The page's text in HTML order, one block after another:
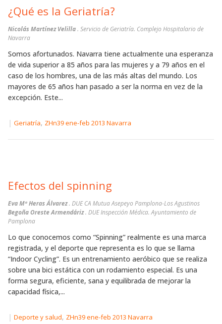
¿Qué es la Geriatría?
Nicolás Martínez Velilla. Servicio de Geriatría. Complejo Hospitalario de
Navarra
Somos afortunados. Navarra tiene actualmente una esperanza
de vida superior a 85 años para las mujeres y a 79 años en el
caso de los hombres, una de las más altas del mundo. Los
mayores de 65 años han pasado a ser la norma en vez de la
excepción. Este...
| Geriatría, ZHn39 ene-feb 2013 Navarra
Efectos del spinning
Eva Mª Heras Álvarez. DUE CA Mutua Asepeyo Pamplona-Los Agustinos
Begoña Oreste Armendáriz. DUE Inspección Médica. Ayuntamiento de
Pamplona
Lo que conocemos como “Spinning” realmente es una marca
registrada, y el deporte que representa es lo que se llama
“Indoor Cycling”. Es un entrenamiento aeróbico que se realiza
sobre una bici estática con un rodamiento especial. Es una
forma segura, eficiente, sana y equilibrada de mejorar la
capacidad física,...
| Deporte y salud, ZHn39 ene-feb 2013 Navarra